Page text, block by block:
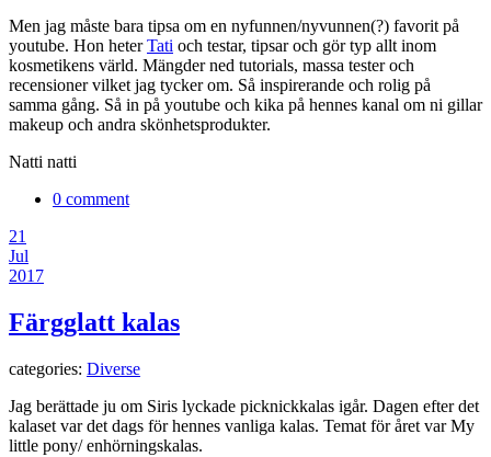
Men jag måste bara tipsa om en nyfunnen/nyvunnen(?) favorit på
youtube. Hon heterTati och testar, tipsar och gör typ allt inom
kosmetikens värld. Mängder ned tutorials, massa tester och
recensioner vilket jag tycker om. Så inspirerande och rolig på
samma gång. Så in på youtube och kika på hennes kanal om ni gillar
makeup och andra skönhetsprodukter.
Natti natti
0 comment
21
Jul
2017
Färgglatt kalas
categories: Diverse
Jag berättade ju om Siris lyckade picknickkalas igår. Dagen efter det
kalaset var det dags för hennes vanliga kalas. Temat för året var My
little pony/ enhörningskalas.